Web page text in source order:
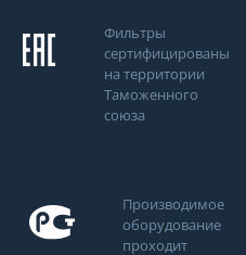
Фильтры
сертифицированы
на территории
Таможенного
союза
Производимое
оборудование
проходит